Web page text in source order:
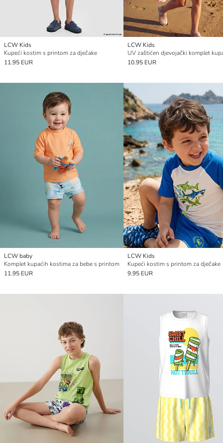
LCW Kids
Kupeći kostim s printom za dječake
11.95 EUR
LCW Kids
10.95 EUR
LCW baby
Komplet kupaćih kostima za bebe s printom
11.95 EUR
LCW Kids
Kupeći kostim s printom za dječake
9.95 EUR